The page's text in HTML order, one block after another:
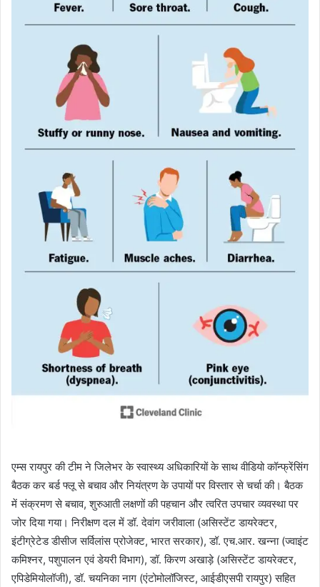
एम्स रायपुर की टीम ने जिलेभर के स्वास्थ्य अधिकारियों के साथ वीडियो कॉन्फ्रेंसिंग
बैठक कर बर्ड फ्लू से बचाव और नियंत्रण के उपायों पर विस्तार से चर्चा की। बैठक
में संक्रमण से बचाव, शुरुआती लक्षणों की पहचान और त्वरित उपचार व्यवस्था पर
जोर दिया गया। निरीक्षण दल में डॉ. देवांग जरीवाला (असिस्टेंट डायरेक्टर,
इंटीग्रेटेड डीसीज सर्विलांस प्रोजेक्ट, भारत सरकार), डॉ. एच.आर. खन्ना (ज्वाइंट
कमिश्नर, पशुपालन एवं डेयरी विभाग), डॉ. किरण अखाड़े (असिस्टेंट डायरेक्टर,
एपिडेमियोलॉजी), डॉ. चयनिका नाग (एंटोमोलॉजिस्ट, आईडीएसपी रायपुर) सहित